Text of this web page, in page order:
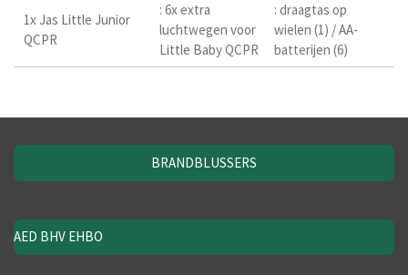
1x Jas Little Junior
QCPR
: 6x extra
luchtwegen voor
Little Baby QCPR
: draagtas op
wielen (1) / AA-
batterijen (6)
BRANDBLUSSERS
AED BHV EHBO